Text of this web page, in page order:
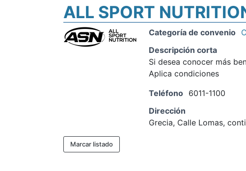
ALL SPORT
Categoría de convenio
Descripción corta
Si desea conocer más
Aplica condiciones
Teléfono 6011-1100
Dirección
Grecia, Calle Lomas,
Marcar listado